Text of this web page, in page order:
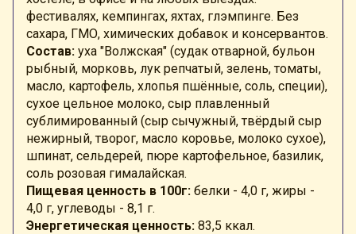
фестивалях, кемпингах, яхтах, глэмпинге. Без
сахара, ГМО, химических добавок и консервантов.
Состав: уха "Волжская" (судак отварной, бульон
рыбный, морковь, лук репчатый, зелень, томаты,
масло, картофель, хлопья пшённые, соль, специи),
сухое цельное молоко, сыр плавленный
сублимированный (сыр сычужный, твёрдый сыр
нежирный, творог, масло коровье, молоко сухое),
шпинат, сельдерей, пюре картофельное, базилик,
соль розовая гималайская.
Пищевая ценность в 100г: белки - 4,0 г, жиры -
4,0 г, углеводы - 8,1 г.
Энергетическая ценность: 83,5 ккал.